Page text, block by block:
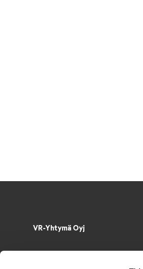
VR-Yhtymä Oyj